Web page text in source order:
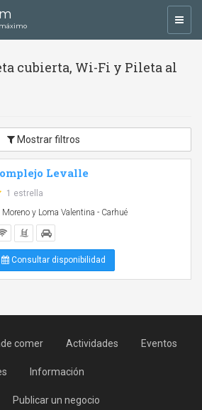
cubierta, Wi-Fi y Pileta al
Mostrar filtros
Levalle
1 estrella
Moreno y Loma Valentina - Carhué
Consultar disponibilidad
comer Actividades Eventos
Información
Publicar un negocio